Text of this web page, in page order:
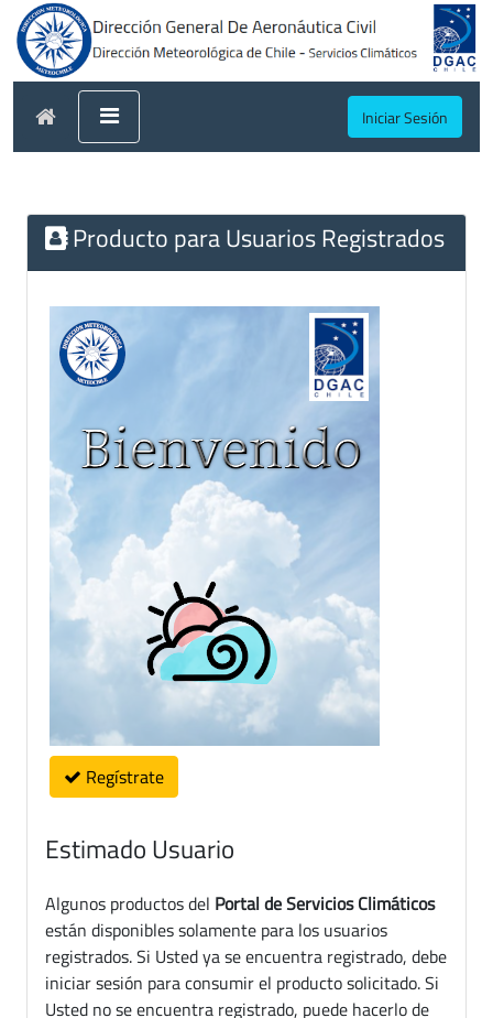
Iniciar Sesión
Producto para Usuarios Registrados
Regístrate
Estimado Usuario
Algunos productos del Portal de Servicios Climáticos
están disponibles solamente para los usuarios
registrados. Si Usted ya se encuentra registrado, debe
iniciar sesión para consumir el producto solicitado. Si
Usted no se encuentra registrado, puede hacerlo de